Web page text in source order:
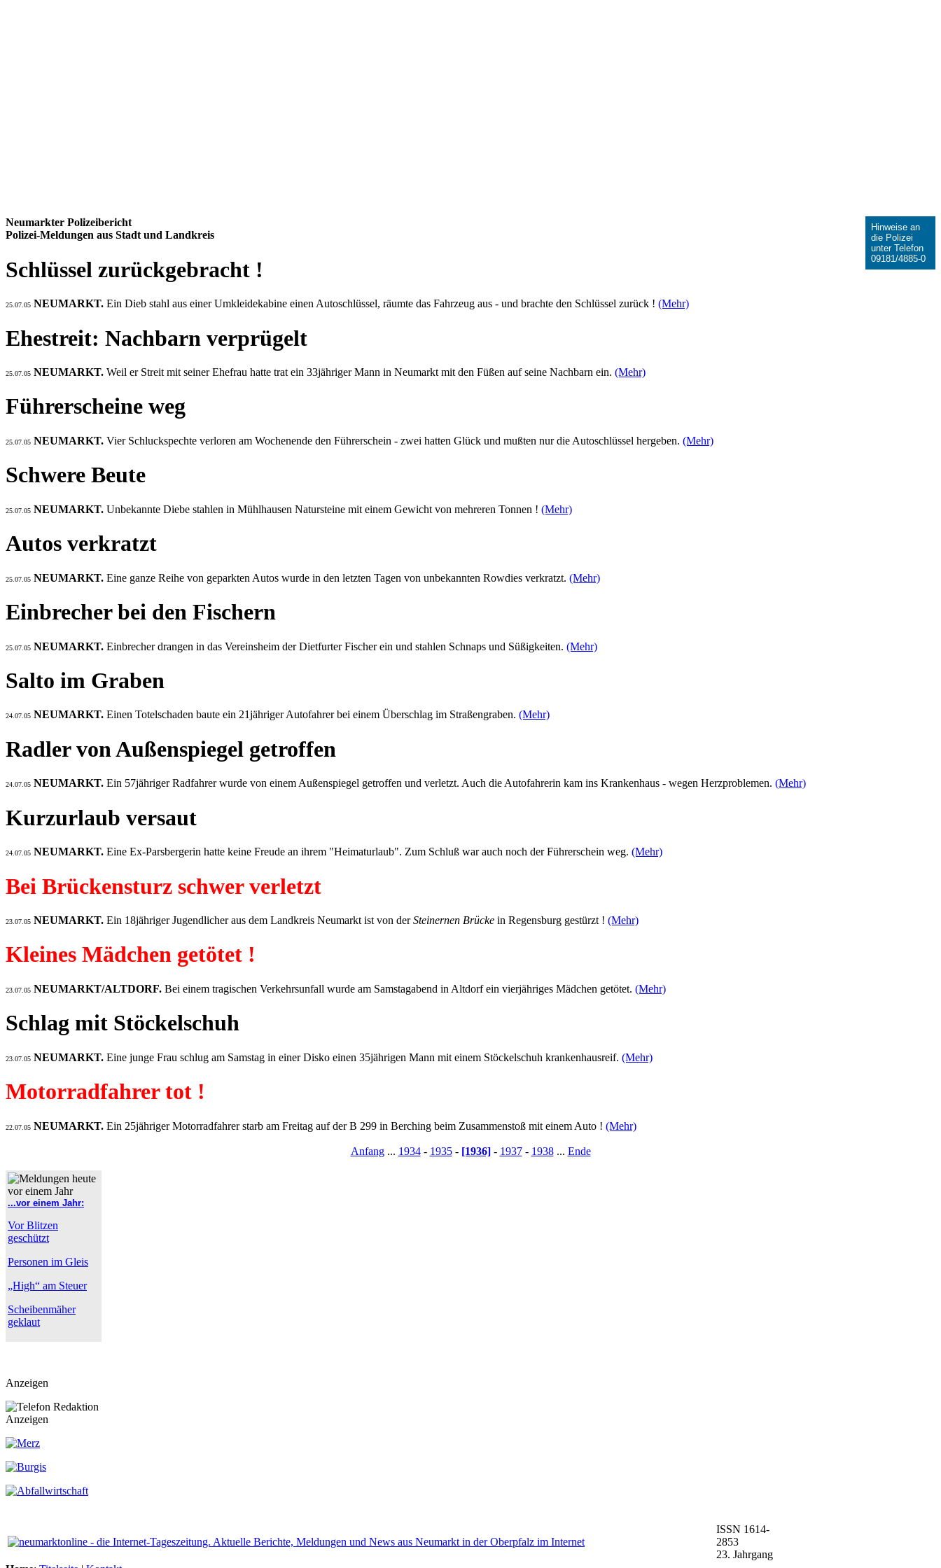
Hinweise an
die Polizei
unter Telefon
09181/4885-0
Neumarkter Polizeibericht
Polizei-Meldungen aus Stadt und Landkreis
Schlüssel zurückgebracht !
25.07.05 NEUMARKT. Ein Dieb stahl aus einer Umkleidekabine einen Autoschlüssel, räumte das Fahrzeug aus - und brachte den Schlüssel zurück ! (Mehr)
Ehestreit: Nachbarn verprügelt
25.07.05 NEUMARKT. Weil er Streit mit seiner Ehefrau hatte trat ein 33jähriger Mann in Neumarkt mit den Füßen auf seine Nachbarn ein. (Mehr)
Führerscheine weg
25.07.05 NEUMARKT. Vier Schluckspechte verloren am Wochenende den Führerschein - zwei hatten Glück und mußten nur die Autoschlüssel hergeben. (Mehr)
Schwere Beute
25.07.05 NEUMARKT. Unbekannte Diebe stahlen in Mühlhausen Natursteine mit einem Gewicht von mehreren Tonnen ! (Mehr)
Autos verkratzt
25.07.05 NEUMARKT. Eine ganze Reihe von geparkten Autos wurde in den letzten Tagen von unbekannten Rowdies verkratzt. (Mehr)
Einbrecher bei den Fischern
25.07.05 NEUMARKT. Einbrecher drangen in das Vereinsheim der Dietfurter Fischer ein und stahlen Schnaps und Süßigkeiten. (Mehr)
Salto im Graben
24.07.05 NEUMARKT. Einen Totelschaden baute ein 21jähriger Autofahrer bei einem Überschlag im Straßengraben. (Mehr)
Radler von Außenspiegel getroffen
24.07.05 NEUMARKT. Ein 57jähriger Radfahrer wurde von einem Außenspiegel getroffen und verletzt. Auch die Autofahrerin kam ins Krankenhaus - wegen Herzproblemen. (Mehr)
Kurzurlaub versaut
24.07.05 NEUMARKT. Eine Ex-Parsbergerin hatte keine Freude an ihrem "Heimaturlaub". Zum Schluß war auch noch der Führerschein weg. (Mehr)
Bei Brückensturz schwer verletzt
23.07.05 NEUMARKT. Ein 18jähriger Jugendlicher aus dem Landkreis Neumarkt ist von derSteinernen Brücke in Regensburg gestürzt ! (Mehr)
Kleines Mädchen getötet !
23.07.05 NEUMARKT/ALTDORF. Bei einem tragischen Verkehrsunfall wurde am Samstagabend in Altdorf ein vierjähriges Mädchen getötet. (Mehr)
Schlag mit Stöckelschuh
23.07.05 NEUMARKT. Eine junge Frau schlug am Samstag in einer Disko einen 35jährigen Mann mit einem Stöckelschuh krankenhausreif. (Mehr)
Motorradfahrer tot !
22.07.05 NEUMARKT. Ein 25jähriger Motorradfahrer starb am Freitag auf der B 299 in Berching beim Zusammenstoß mit einem Auto ! (Mehr)
Anfang... 1934- 1935- [1936]- 1937- 1938... Ende
...vor einem Jahr:
Vor Blitzen
geschützt
Personen im Gleis
„High“ am Steuer
Scheibenmäher
geklaut
Anzeigen
Anzeigen
ISSN 1614-
2853
23. Jahrgang